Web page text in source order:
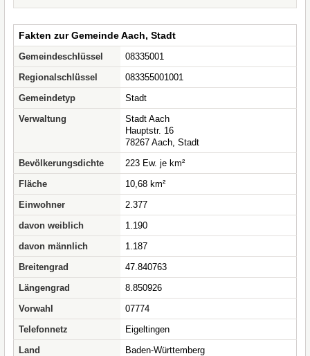
Fakten zur Gemeinde Aach, Stadt
Gemeindeschlüssel
08335001
Regionalschlüssel
083355001001
Gemeindetyp
Stadt
Verwaltung
Stadt Aach
Hauptstr. 16
78267 Aach, Stadt
Bevölkerungsdichte
223 Ew. je km²
Fläche
10,68 km²
Einwohner
2.377
davon weiblich
1.190
davon männlich
1.187
Breitengrad
47.840763
Längengrad
8.850926
Vorwahl
07774
Telefonnetz
Eigeltingen
Land
Baden-Württemberg